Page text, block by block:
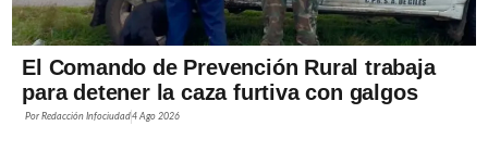
El Comando de Prevención Rural trabaja
para detener la caza furtiva con galgos
PorRedacción Infociudad4 Ago 2026